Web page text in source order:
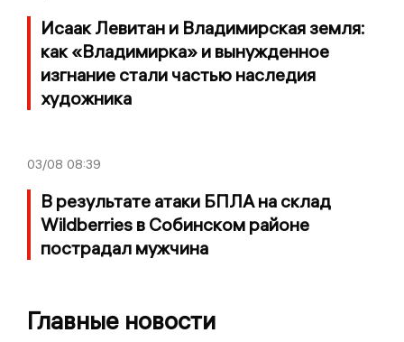
Исаак Левитан и Владимирская земля:
как «Владимирка» и вынужденное
изгнание стали частью наследия
художника
03/08 08:39
В результате атаки БПЛА на склад
Wildberries в Собинском районе
пострадал мужчина
Главные новости